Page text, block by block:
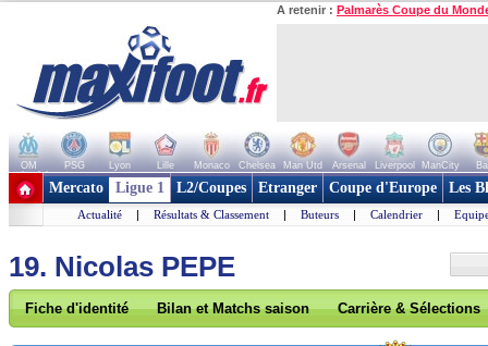
A retenir : Palmarès Coupe du
OM PSG Lyon Lille Monaco Chelsea Man Utd Arsenal Liverpool ManCity
+ de clubs
Mercato Ligue 1 L2/Coupes Etranger Coupe d'Europe Les
Actualité | Résultats & Classement | Buteurs | Calendrier |
19. Nicolas PEPE
Fiche d'identité Bilan et Matchs saison Carrière & Sélections